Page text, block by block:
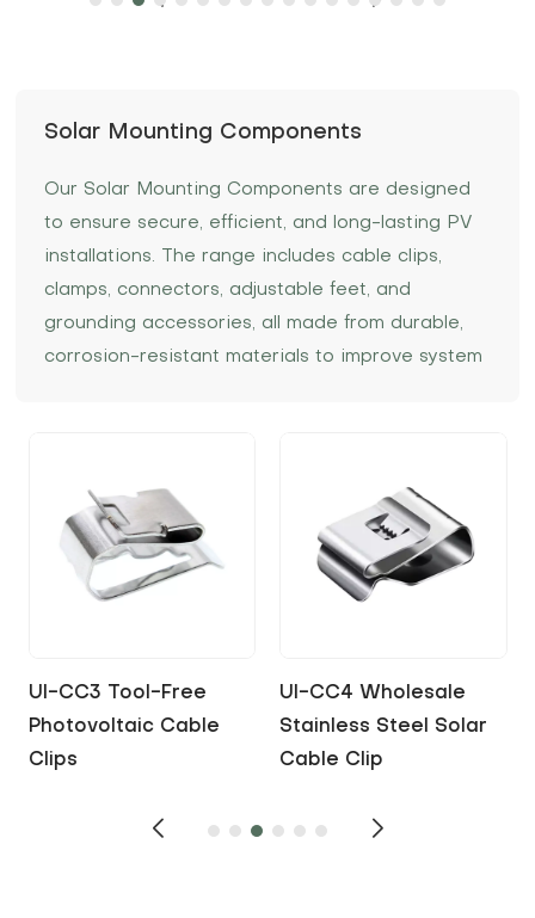
Solar Mounting Components
Our Solar Mounting Components are designed
to ensure secure, efficient, and long-lasting PV
installations. The range includes cable clips,
clamps, connectors, adjustable feet, and
grounding accessories, all made from durable,
corrosion-resistant materials to improve system
UI-CC3 Tool-Free
Photovoltaic Cable
Clips
UI-CC4 Wholesale
Stainless Steel Solar
Cable Clip